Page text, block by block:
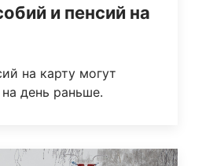
и пенсий на
на карту могут
день раньше.